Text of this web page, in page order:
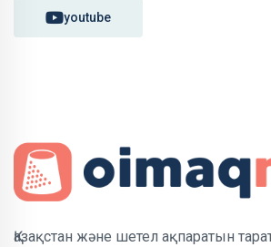
youtube
Қазақстан және шетел ақпаратын